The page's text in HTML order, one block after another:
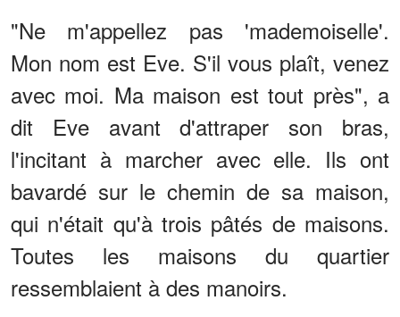
"Ne m'appellez pas 'mademoiselle'.
Mon nom est Eve. S'il vous plaît, venez
avec moi. Ma maison est tout près", a
dit Eve avant d'attraper son bras,
l'incitant à marcher avec elle. Ils ont
bavardé sur le chemin de sa maison,
qui n'était qu'à trois pâtés de maisons.
Toutes les maisons du quartier
ressemblaient à des manoirs.